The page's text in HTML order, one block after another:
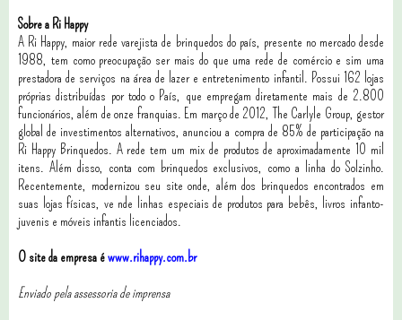
Sobre a Ri Happy
A Ri Happy, maior rede varejista de brinquedos do país, presente no mercado desde
1988, tem como preocupação ser mais do que uma rede de comércio e sim uma
prestadora de serviços na área de lazer e entretenimento infantil. Possui 162 lojas
próprias distribuídas por todo o País, que empregam diretamente mais de 2.800
funcionários, além de onze franquias. Em março de 2012, The Carlyle Group, gestor
global de investimentos alternativos, anunciou a compra de 85% de participação na
Ri Happy Brinquedos. A rede tem um mix de produtos de aproximadamente 10 mil
itens. Além disso, conta com brinquedos exclusivos, como a linha do Solzinho.
Recentemente, modernizou seu site onde, além dos brinquedos encontrados em
suas lojas físicas, ve nde linhas especiais de produtos para bebês, livros infanto-
juvenis e móveis infantis licenciados.
O site da empresa éwww.rihappy.com.br
Enviado pela assessoria de imprensa